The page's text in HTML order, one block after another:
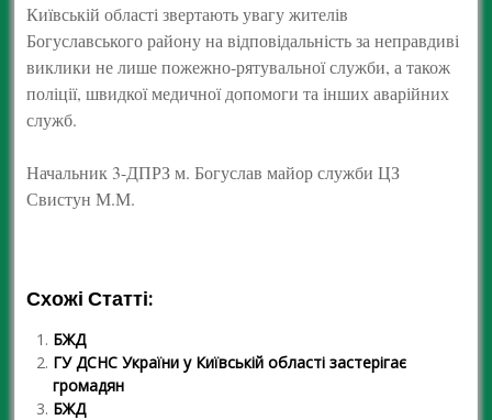
Київській області звертають увагу жителів
Богуславського району на відповідальність за неправдиві
виклики не лише пожежно-рятувальної служби, а також
поліції, швидкої медичної допомоги та інших аварійних
служб.
Начальник 3-ДПРЗ м. Богуслав майор служби ЦЗ
Свистун М.М.
Схожі Статті:
БЖД
ГУ ДСНС України у Київській області застерігає
громадян
БЖД